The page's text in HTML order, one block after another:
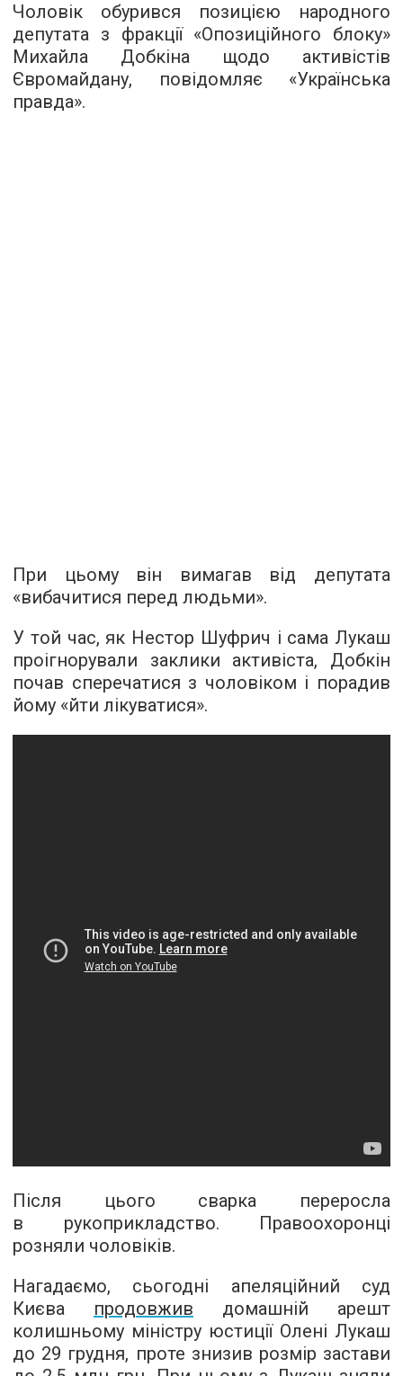
Чоловік обурився позицією народного
депутата з фракції «Опозиційного блоку»
Михайла Добкіна щодо активістів
Євромайдану, повідомляє «Українська
правда».
При цьому він вимагав від депутата
«вибачитися перед людьми».
У той час, як Нестор Шуфрич і сама Лукаш
проігнорували заклики активіста, Добкін
почав сперечатися з чоловіком і порадив
йому «йти лікуватися».
Після цього сварка переросла
в рукоприкладство. Правоохоронці
розняли чоловіків.
Нагадаємо, сьогодні апеляційний суд
Києва продовжив домашній арешт
колишньому міністру юстиції Олені Лукаш
до 29 грудня, проте знизив розмір застави